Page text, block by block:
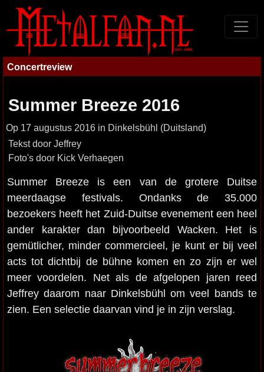
Concertreview
Summer Breeze 2016
Op 17 augustus 2016 in Dinkelsbühl (Duitsland)
Tekst door Jeffrey
Foto's door Kick Verhaegen
Summer Breeze is een van de grotere Duitse
meerdaagse festivals. Ondanks de 35.000
bezoekers heeft het Zuid-Duitse evenement een heel
ander karakter dan bijvoorbeeld Wacken. Het is
gemütlicher, minder commercieel, je kunt er bij veel
acts tot dichtbij de bühne komen en zo zijn er wel
meer voordelen. Net als de afgelopen jaren reed
Jeffrey daarom naar Dinkelsbühl om veel bands te
zien. Een selectie daarvan vind je in zijn verslag.